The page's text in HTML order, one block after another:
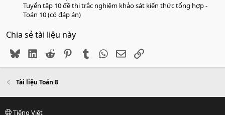
Tuyển tập 10 đề thi trắc nghiệm khảo sát kiến thức tổng hợp -
Toán 10 (có đáp án)
Chia sẻ tài liệu này
BlueskyLinkedIn
Reddit PinterestTumblr WhatsApp
EmailLink
Tài liệu Toán 8
Tiếng Việt